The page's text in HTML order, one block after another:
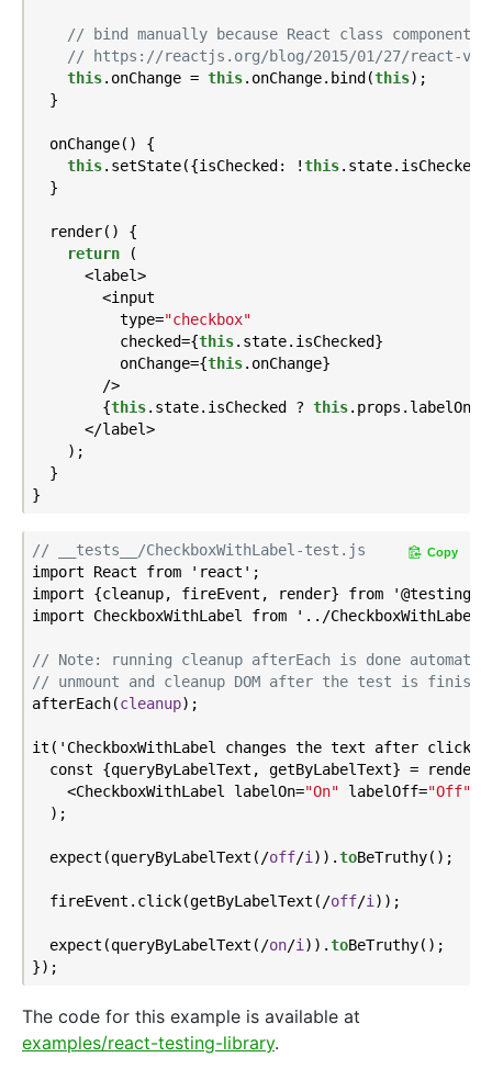
// bind manually because React class
// https://reactjs.org/blog/2015/01/27/react-
this.onChange = this.onChange.bind(this);
  }
  onChange() {
this.setState({isChecked: !this
  }
  render() {
return (
      <label>
        <input
          type=
"checkbox"
          checked={
this.state.isChecked}
          onChange={
this.onChange}
        />
        {
this.state.isChecked ? this.props.labelOn
      </label>
    );
  }
// __tests__/CheckboxWithLabel-test.js
import React from 'react';
import {cleanup, fireEvent, render} from
import CheckboxWithLabel from '../
// Note: running cleanup afterEach is done
// unmount and cleanup DOM after the test is
afterEach(cleanup) ;
it('CheckboxWithLabel changes the text after click',
  const {queryByLabelText, getByLabelText} = render(
    <CheckboxWithLabel labelOn=
"On" labelOff="Off"
  );
  expect(query
ByLabelText( /off/i ) ).toBeTruthy() ;
  fireEvent.click(get
ByLabelText( /off/i ) );
  expect(query
ByLabelText( /on/i ) ).toBeTruthy() ;
Copy
The code for this example is available at
examples/react-testing-library.